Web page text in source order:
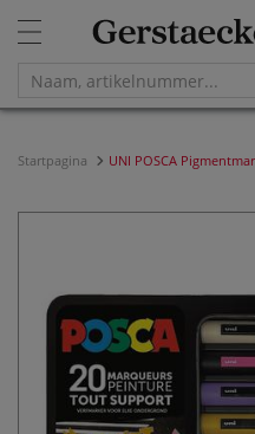
Startpagina UNI POSCA